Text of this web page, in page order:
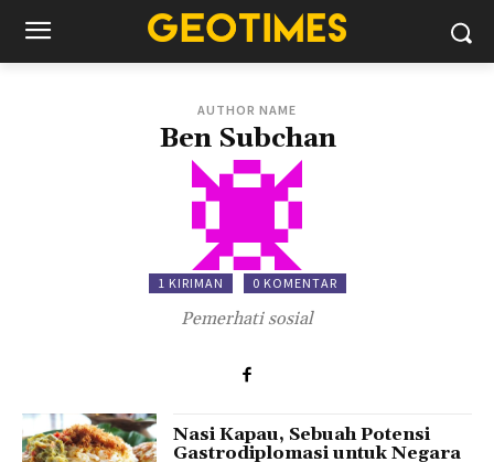
AUTHOR NAME
Ben Subchan
1 KIRIMAN 0 KOMENTAR
Pemerhati sosial
Nasi Kapau, Sebuah Potensi
Gastrodiplomasi untuk Negara